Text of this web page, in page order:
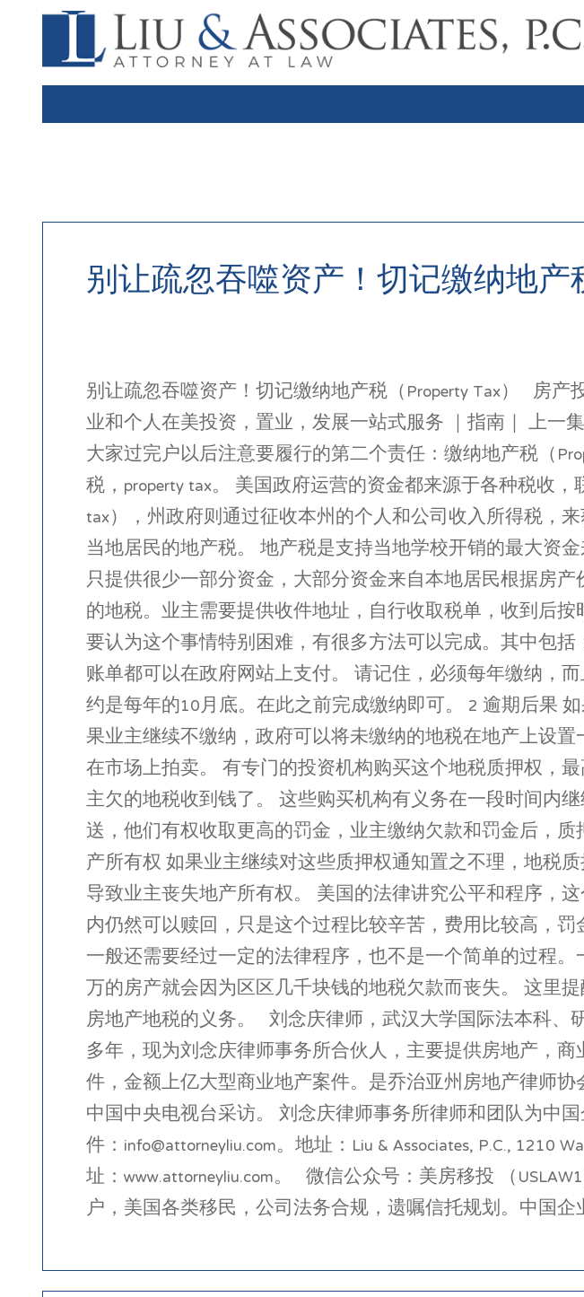
别让疏忽吞噬资产！切记缴纳地产
别让疏忽吞噬资产！切记缴纳地产税（Property Tax） 房
业和个人在美投资，置业，发展一站式服务 ｜指南｜ 上
大家过完户以后注意要履行的第二个责任：缴纳地产税（
税，property tax。 美国政府运营的资金都来源于各种税收
tax），州政府则通过征收本州的个人和公司收入所得税，
当地居民的地产税。 地产税是支持当地学校开销的最大资
只提供很少一部分资金，大部分资金来自本地居民根据房
的地税。业主需要提供收件地址，自行收取税单，收到后
要认为这个事情特别困难，有很多方法可以完成。其中包
账单都可以在政府网站上支付。 请记住，必须每年缴纳，
约是每年的10月底。在此之前完成缴纳即可。 2 逾期后果
果业主继续不缴纳，政府可以将未缴纳的地税在地产上设
在市场上拍卖。 有专门的投资机构购买这个地税质押权，
主欠的地税收到钱了。 这些购买机构有义务在一段时间内
送，他们有权收取更高的罚金，业主缴纳欠款和罚金后，
产所有权 如果业主继续对这些质押权通知置之不理，地税
导致业主丧失地产所有权。 美国的法律讲究公平和程序，
内仍然可以赎回，只是这个过程比较辛苦，费用比较高，
一般还需要经过一定的法律程序，也不是一个简单的过程
万的房产就会因为区区几千块钱的地税欠款而丧失。 这里
房地产地税的义务。 刘念庆律师，武汉大学国际法本科
多年，现为刘念庆律师事务所合伙人，主要提供房地产，
件，金额上亿大型商业地产案件。是乔治亚州房地产律师
中国中央电视台采访。 刘念庆律师事务所律师和团队为中
件：info@attorneyliu.com。地址：Liu & Associates, P.C., 1210
址：www.attorneyliu.com。 微信公众号：美房移投 （
户，美国各类移民，公司法务合规，遗嘱信托规划。中国